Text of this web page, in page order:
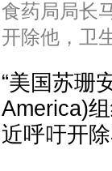
食药局局长
开除他，卫
“美国苏珊
America)
近呼吁开